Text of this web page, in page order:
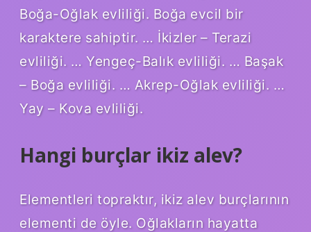
Boğa-Oğlak evliliği. Boğa evcil bir
karaktere sahiptir. … İkizler – Terazi
evliliği. … Yengeç-Balık evliliği. … Başak
– Boğa evliliği. … Akrep-Oğlak evliliği. …
Yay – Kova evliliği.
Hangi burçlar ikiz alev?
Elementleri topraktır, ikiz alev burçlarının
elementi de öyle. Oğlakların hayatta